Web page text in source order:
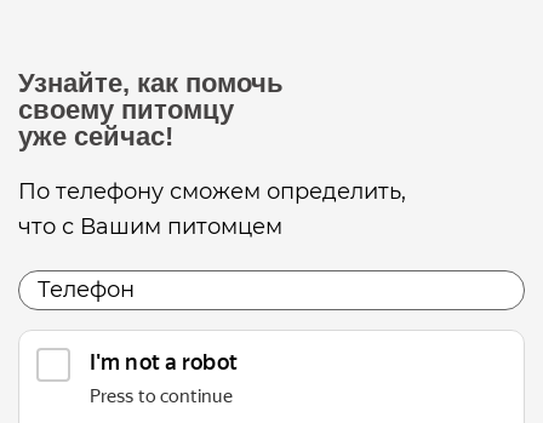
Узнайте, как помочь
своему питомцу
уже сейчас!
По телефону сможем определить,
что с Вашим питомцем